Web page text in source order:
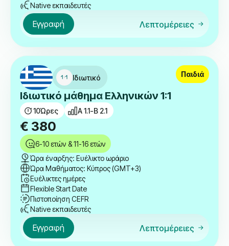
Native εκπαιδευτές
Εγγραφή Λεπτομέρειες
Ιδιωτικό
Ιδιωτικό μάθημα Ελληνικών 1:1
10Ώρες A 1.1-B 2.1
Παιδιά
€ 380
6-10 ετών & 11-16 ετών
Ώρα έναρξης: Ευέλικτο ωράριο
Ώρα Μαθήματος: Κύπρος (GMT+3)
Ευέλικτες ημέρες
Flexible Start Date
Πιστοποίηση CEFR
Native εκπαιδευτές
Εγγραφή Λεπτομέρειες